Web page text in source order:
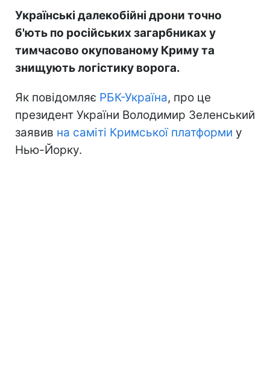
Українські далекобійні дрони точно
б'ють по російських загарбниках у
тимчасово окупованому Криму та
знищують логістику ворога.
Як повідомляє РБК-Україна, про це
президент України Володимир Зеленський
заявив на саміті Кримської платформи у
Нью-Йорку.